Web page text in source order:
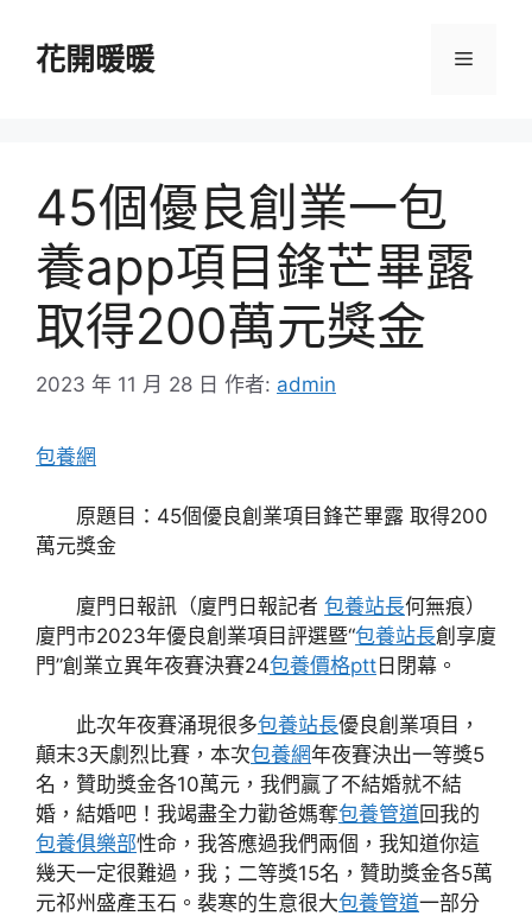
花開暖暖 選
45個優良創業一包
養app項目鋒芒畢露
取得200萬元獎金
2023 年 11 月 28 日 作者: admin
包養網
原題目：45個優良創業項目鋒芒畢露 取得200
萬元獎金
廈門日報訊（廈門日報記者 包養站長何無痕）
廈門市2023年優良創業項目評選暨“包養站長創享廈
門”創業立異年夜賽決賽24包養價格ptt日閉幕。
此次年夜賽涌現很多包養站長優良創業項目，
顛末3天劇烈比賽，本次包養網年夜賽決出一等獎5
名，贊助獎金各10萬元，我們贏了不結婚就不結
婚，結婚吧！我竭盡全力勸爸媽奪包養管道 回我的
包養俱樂部性命，我答應過我們兩個，我知道你這
幾天一定很難過，我；二等獎15名，贊助獎金各5萬
元祁州盛產玉石。裴寒的生意很大包養管道一部分